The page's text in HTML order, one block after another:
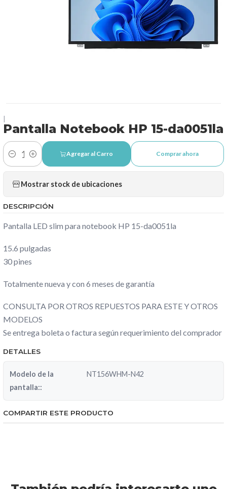
Pantalla Notebook HP 15-da0051la
Cantidad
Agregar al Carro Comprar ahora
Mostrar stock de ubicaciones
DESCRIPCIÓN
Pantalla LED slim para notebook HP 15-da0051la
15.6 pulgadas
30 pines
Totalmente nueva y con 6 meses de garantía
CONSULTA POR OTROS REPUESTOS PARA ESTE Y OTROS
MODELOS
Se entrega boleta o factura según requerimiento del comprador
DETALLES
Modelo de la
pantalla::
NT156WHM-N42
COMPARTIR ESTE PRODUCTO